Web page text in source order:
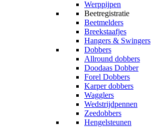
Werppijpen
Beetregistratie
Beetmelders
Breekstaafjes
Hangers & Swingers
Dobbers
Allround dobbers
Doodaas Dobber
Forel Dobbers
Karper dobbers
Wagglers
Wedstrijdpennen
Zeedobbers
Hengelsteunen